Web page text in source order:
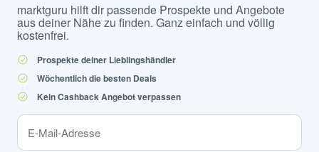
marktguru hilft dir passende Prospekte und Angebote
aus deiner Nähe zu finden. Ganz einfach und völlig
kostenfrei.
Prospekte deiner Lieblingshändler
Wöchentlich die besten Deals
Kein Cashback Angebot verpassen